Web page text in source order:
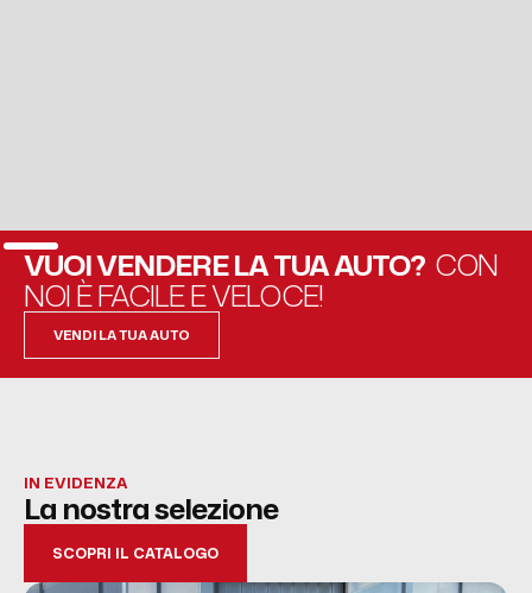
VUOI VENDERE LA TUA AUTO? CON
NOI È FACILE E VELOCE!
VENDI LA TUA AUTO
IN EVIDENZA
La nostra selezione
SCOPRI IL CATALOGO